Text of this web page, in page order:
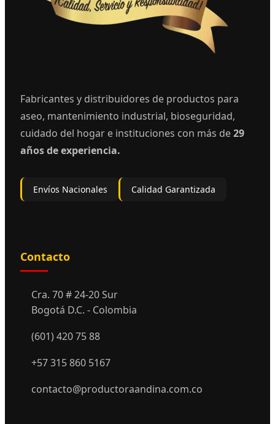
Fabricantes y distribuidores de productos para
aseo, mantenimiento industrial, bioseguridad,
cuidado del hogar e instituciones con más de29
años de experiencia.
Envíos Nacionales Calidad Garantizada
Contacto
Cra. 70 # 24-20 Sur
Bogotá D.C. - Colombia
(601) 420 75 88
+57 315 860 5167
contacto@productoraandina.com.co